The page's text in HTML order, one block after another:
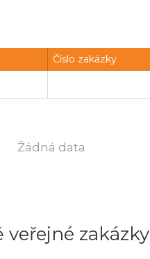
Číslo zakázky
Žádná data
zakázky